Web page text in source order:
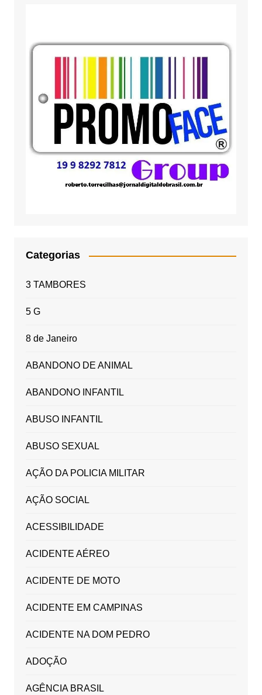
Categorias
3 TAMBORES
5 G
8 de Janeiro
ABANDONO DE ANIMAL
ABANDONO INFANTIL
ABUSO INFANTIL
ABUSO SEXUAL
AÇÃO DA POLICIA MILITAR
AÇÃO SOCIAL
ACESSIBILIDADE
ACIDENTE AÉREO
ACIDENTE DE MOTO
ACIDENTE EM CAMPINAS
ACIDENTE NA DOM PEDRO
ADOÇÃO
AGÊNCIA BRASIL